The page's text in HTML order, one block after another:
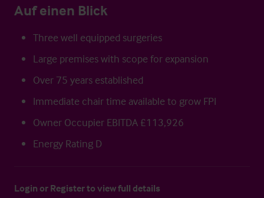
Auf einen Blick
Three well equipped surgeries
Large premises with scope for expansion
Over 75 years established
Immediate chair time available to grow FPI
Owner Occupier EBITDA £113,926
Energy Rating D
Login or Registerto view full details